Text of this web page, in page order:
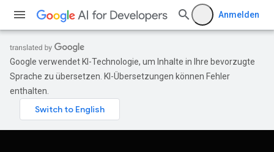
Anmelden
Google verwendet KI-Technologie, um Inhalte in Ihre bevorzugte
Sprache zu übersetzen. KI-Übersetzungen können Fehler
enthalten.